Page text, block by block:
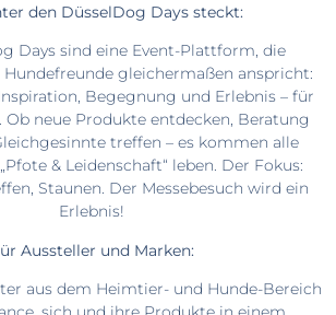
den DüsselDog Days steckt:
Days sind eine Event-Plattform, die
gleichermaßen anspricht:
Begegnung und Erlebnis – für
Ob neue Produkte entdecken, Beratung
treffen – es kommen alle
& Leidenschaft“ leben. Der Fokus:
Staunen. Der Messebesuch wird ein
Erlebnis!
Aussteller und Marken:
aus dem Heimtier- und Hunde-Bereich